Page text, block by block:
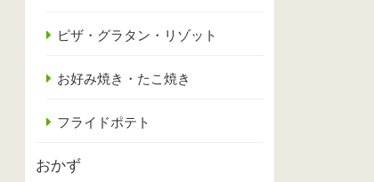
ピザ・グラタン・リゾット
お好み焼き・たこ焼き
フライドポテト
おかず